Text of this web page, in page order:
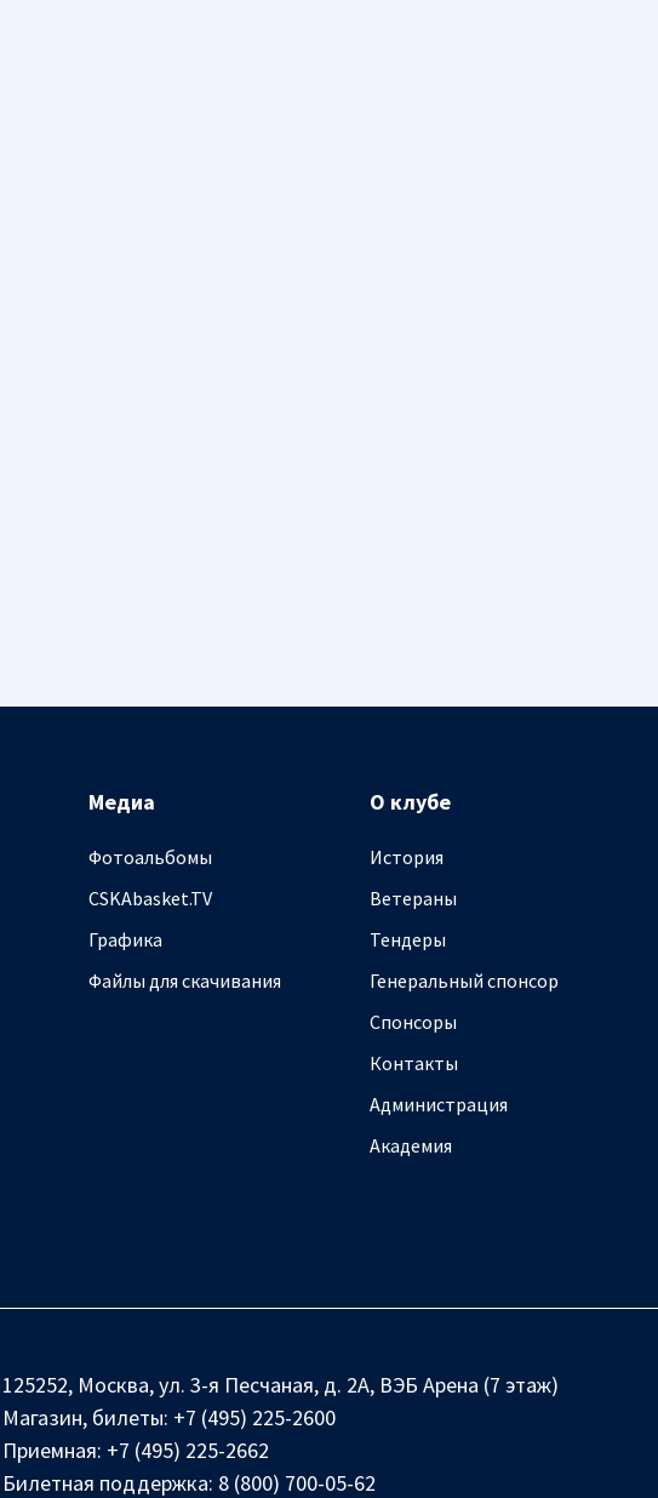
Медиа
Фотоальбомы
CSKAbasket.TV
Графика
Файлы для скачивания
О клубе
История
Ветераны
Тендеры
Генеральный спонсор
Спонсоры
Контакты
Администрация
Академия
125252, Москва, ул. 3-я Песчаная, д. 2А, ВЭБ Арена (7 этаж)
Магазин, билеты: +7 (495) 225-2600
Приемная: +7 (495) 225-2662
Билетная поддержка: 8 (800) 700-05-62